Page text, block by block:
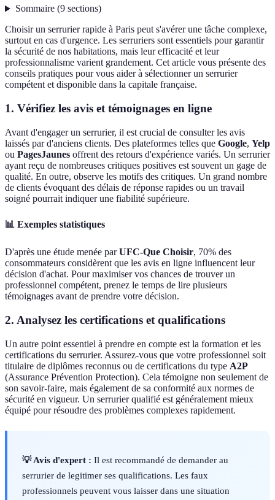
Sommaire(9 sections)
Choisir un serrurier rapide à Paris peut s'avérer une tâche complexe,
surtout en cas d'urgence. Les serruriers sont essentiels pour garantir
la sécurité de nos habitations, mais leur efficacité et leur
professionnalisme varient grandement. Cet article vous présente des
conseils pratiques pour vous aider à sélectionner un serrurier
compétent et disponible dans la capitale française.
1. Vérifiez les avis et témoignages en ligne
Avant d'engager un serrurier, il est crucial de consulter les avis
laissés par d'anciens clients. Des plateformes telles que Google, Yelp
ou PagesJaunes offrent des retours d'expérience variés. Un serrurier
ayant reçu de nombreuses critiques positives est souvent un gage de
qualité. En outre, observe les motifs des critiques. Un grand nombre
de clients évoquant des délais de réponse rapides ou un travail
soigné pourrait indiquer une fiabilité supérieure.
📊 Exemples statistiques
D'après une étude menée parUFC-Que Choisir, 70% des
consommateurs considèrent que les avis en ligne influencent leur
décision d'achat. Pour maximiser vos chances de trouver un
professionnel compétent, prenez le temps de lire plusieurs
témoignages avant de prendre votre décision.
2. Analysez les certifications et qualifications
Un autre point essentiel à prendre en compte est la formation et les
certifications du serrurier. Assurez-vous que votre professionnel soit
titulaire de diplômes reconnus ou de certifications du type A2P
(Assurance Prévention Protection). Cela témoigne non seulement de
son savoir-faire, mais également de sa conformité aux normes de
sécurité en vigueur. Un serrurier qualifié est généralement mieux
équipé pour résoudre des problèmes complexes rapidement.
💡 Avis d'expert : Il est recommandé de demander au
serrurier de legitimer ses qualifications. Les faux
professionnels peuvent vous laisser dans une situation